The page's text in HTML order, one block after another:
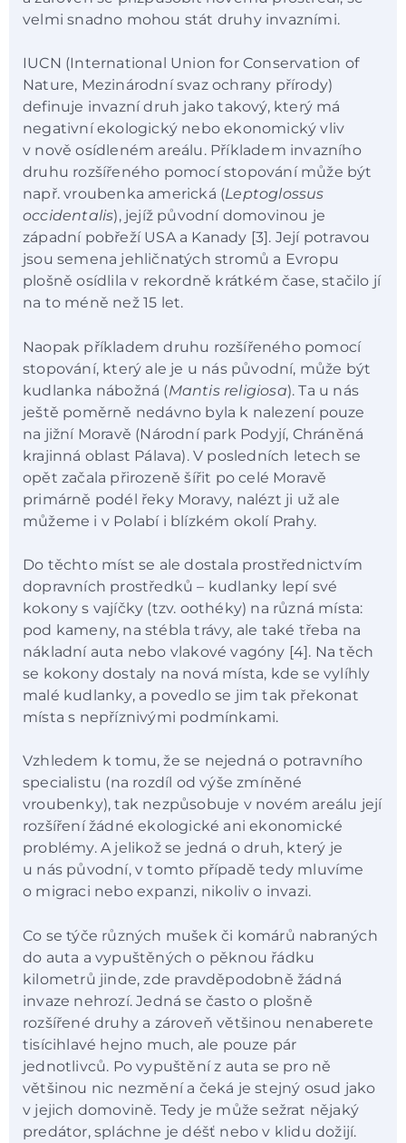
velmi snadno mohou stát druhy invazními.
IUCN (International Union for Conservation of
Nature, Mezinárodní svaz ochrany přírody)
definuje invazní druh jako takový, který má
negativní ekologický nebo ekonomický vliv
v nově osídleném areálu. Příkladem invazního
druhu rozšířeného pomocí stopování může být
např. vroubenka americká (Leptoglossus
occidentalis), jejíž původní domovinou je
západní pobřeží USA a Kanady [3]. Její potravou
jsou semena jehličnatých stromů a Evropu
plošně osídlila v rekordně krátkém čase, stačilo jí
na to méně než 15 let.
Naopak příkladem druhu rozšířeného pomocí
stopování, který ale je u nás původní, může být
kudlanka nábožná (Mantis religiosa). Ta u nás
ještě poměrně nedávno byla k nalezení pouze
na jižní Moravě (Národní park Podyjí, Chráněná
krajinná oblast Pálava). V posledních letech se
opět začala přirozeně šířit po celé Moravě
primárně podél řeky Moravy, nalézt ji už ale
můžeme i v Polabí i blízkém okolí Prahy.
Do těchto míst se ale dostala prostřednictvím
dopravních prostředků – kudlanky lepí své
kokony s vajíčky (tzv. oothéky) na různá místa:
pod kameny, na stébla trávy, ale také třeba na
nákladní auta nebo vlakové vagóny [4]. Na těch
se kokony dostaly na nová místa, kde se vylíhly
malé kudlanky, a povedlo se jim tak překonat
místa s nepříznivými podmínkami.
Vzhledem k tomu, že se nejedná o potravního
specialistu (na rozdíl od výše zmíněné
vroubenky), tak nezpůsobuje v novém areálu její
rozšíření žádné ekologické ani ekonomické
problémy. A jelikož se jedná o druh, který je
u nás původní, v tomto případě tedy mluvíme
o migraci nebo expanzi, nikoliv o invazi.
Co se týče různých mušek či komárů nabraných
do auta a vypuštěných o pěknou řádku
kilometrů jinde, zde pravděpodobně žádná
invaze nehrozí. Jedná se často o plošně
rozšířené druhy a zároveň většinou nenaberete
tisícihlavé hejno much, ale pouze pár
jednotlivců. Po vypuštění z auta se pro ně
většinou nic nezmění a čeká je stejný osud jako
v jejich domovině. Tedy je může sežrat nějaký
predátor, spláchne je déšť nebo v klidu dožijí.